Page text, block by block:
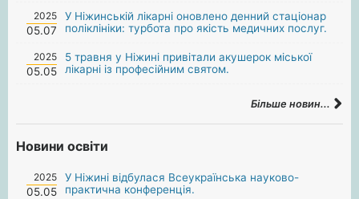
2025
05.07
У Ніжинській лікарні оновлено денний стаціонар
поліклініки: турбота про якість медичних послуг.
2025
05.05
5 травня у Ніжині привітали акушерок міської
лікарні із професійним святом.
Більше новин...
Новини освіти
2025
05.05
У Ніжині відбулася Всеукраїнська науково-
практична конференція.